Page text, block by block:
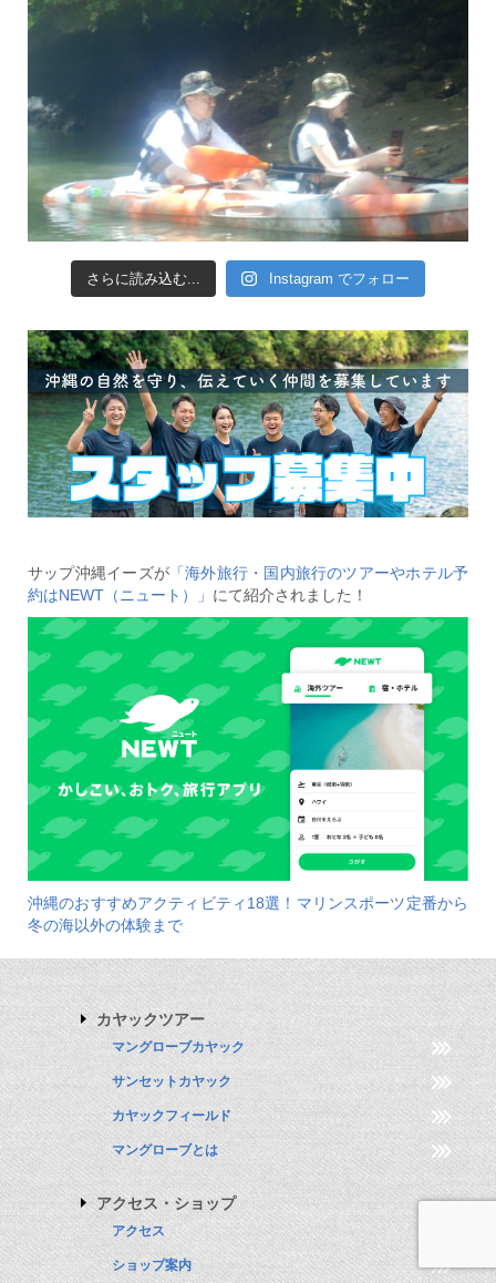
さらに読み込む... Instagram でフォロー
サップ沖縄イーズが 「海外旅行・国内旅行のツアーやホテル予
約はNEWT（ニュート）」 にて紹介されました！
沖縄のおすすめアクティビティ18選！マリンスポーツ定番から
冬の海以外の体験まで
カヤックツアー
マングローブカヤック
サンセットカヤック
カヤックフィールド
マングローブとは
アクセス・ショップ
アクセス
ショップ案内